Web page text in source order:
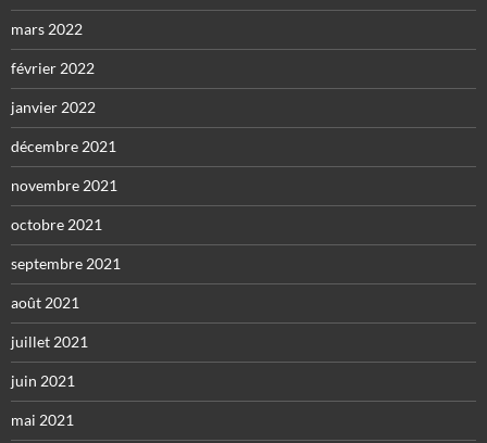
mars 2022
février 2022
janvier 2022
décembre 2021
novembre 2021
octobre 2021
septembre 2021
août 2021
juillet 2021
juin 2021
mai 2021